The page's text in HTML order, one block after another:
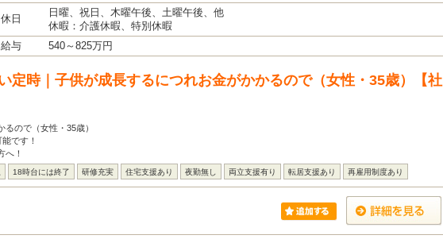
休日
日曜、祝日、木曜午後、土曜午後、他
休暇：介護休暇、特別休暇
給与
540～825万円
定時｜子供が成長するにつれお金がかかるので（女性・35歳）【社
ので（女性・35歳）
です！
へ！
18時台には終了 研修充実 住宅支援あり 夜勤無し 両立支援有り 転居支援あり 再雇用制度あり